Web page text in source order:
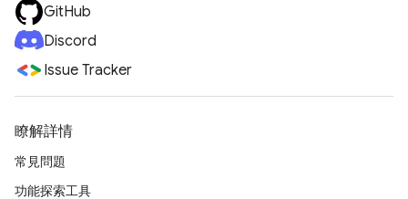
GitHub
Discord
Issue Tracker
瞭解詳情
常見問題
功能探索工具